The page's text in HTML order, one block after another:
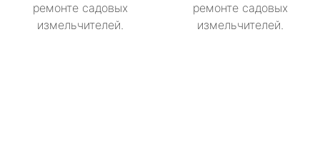
ремонте садовых
измельчителей.
ремонте садовых
измельчителей.